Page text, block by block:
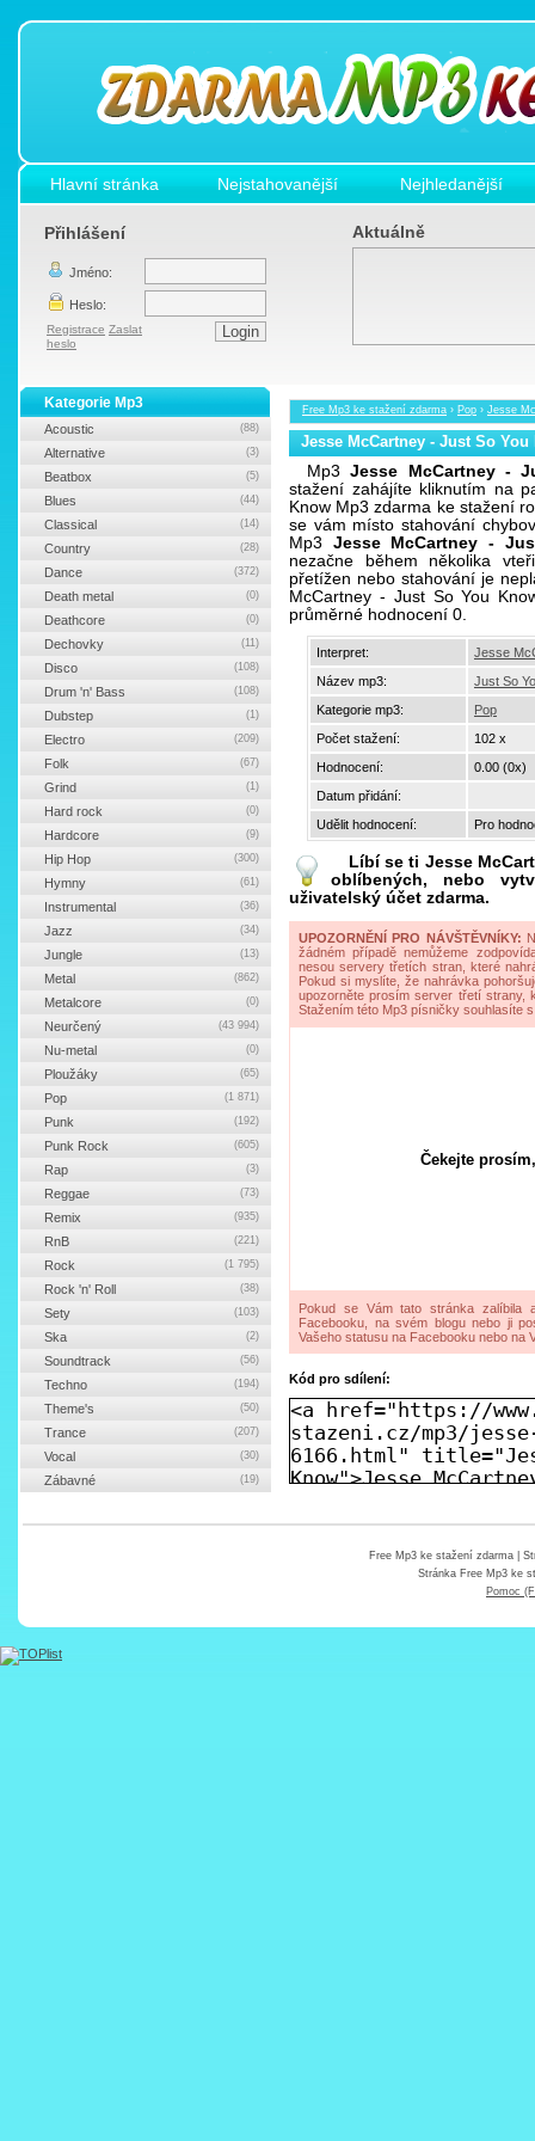
Hlavní stránka Nejstahovanější Nejhledanější
Přihlášení
Jméno:
Heslo:
Registrace Zaslat
heslo
Aktuálně
Free Mp3 ke stažení zdarma › Pop › Jesse
Jesse McCartney - Just So You
Mp3Jesse McCartney -
stažení zahájíte kliknutím na
Know Mp3 zdarma ke stažení
se vám místo stahování
Mp3 Jesse McCartney -
nezačne během několika
přetížen nebo stahování je
McCartney - Just So You
průměrné hodnocení 0.
Interpret:
Jesse
Název mp3:
Just So
Kategorie mp3:
Pop
Počet stažení:
102 x
Hodnocení:
0.00 (0x)
Datum přidání:
Udělit hodnocení:
Pro
Líbí se ti Jesse
oblíbených, nebo
uživatelský účet zdarma.
UPOZORNĚNÍ PRO NÁVŠTĚVNÍKY:
žádném případě nemůžeme
nesou servery třetích stran, které
Pokud si myslíte, že nahrávka
upozorněte prosím server třetí strany,
Stažením této Mp3 písničky souhlasíte
Čekejte
Pokud se Vám tato stránka zalíbila
Facebooku, na svém blogu nebo ji
Vašeho statusu na Facebooku nebo na
Kód pro sdílení:
Kategorie Mp3
Acoustic (88)
Alternative (3)
Beatbox (5)
Blues (44)
Classical (14)
Country (28)
Dance (372)
Death metal (0)
Deathcore (0)
Dechovky (11)
Disco (108)
Drum 'n' Bass (108)
Dubstep (1)
Electro (209)
Folk (67)
Grind (1)
Hard rock (0)
Hardcore (9)
Hip Hop (300)
Hymny (61)
Instrumental (36)
Jazz (34)
Jungle (13)
Metal (862)
Metalcore (0)
Neurčený (43 994)
Nu-metal (0)
Ploužáky (65)
Pop (1 871)
Punk (192)
Punk Rock (605)
Rap (3)
Reggae (73)
Remix (935)
RnB (221)
Rock (1 795)
Rock 'n' Roll (38)
Sety (103)
Ska (2)
Soundtrack (56)
Techno (194)
Theme's (50)
Trance (207)
Vocal (30)
Zábavné (19)
Free Mp3 ke stažení zdarma|
Stránka Free Mp3 ke
Pomoc